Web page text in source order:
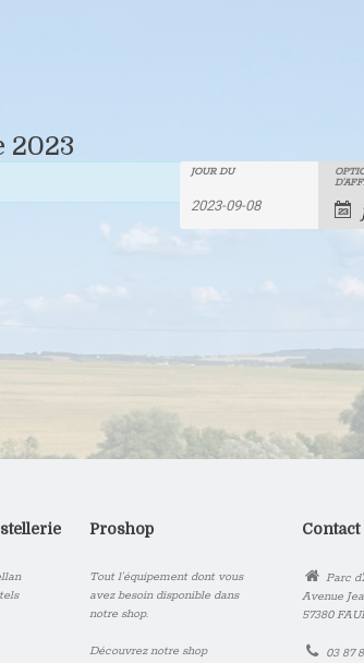
2023
Recherche
et
Rechercher
Évènements
JOUR DU
de
Proshop
Tout l’équipement dont vous
avez besoin disponible dans
notre shop.
Découvrez notre shop
Contact
Parc
Avenue
57380
03 87